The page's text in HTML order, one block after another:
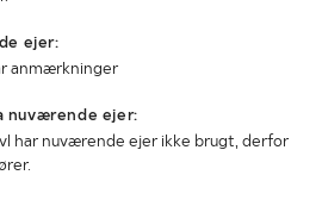
ejer:
anmærkninger
nuværende ejer:
har nuværende ejer ikke brugt, derfor